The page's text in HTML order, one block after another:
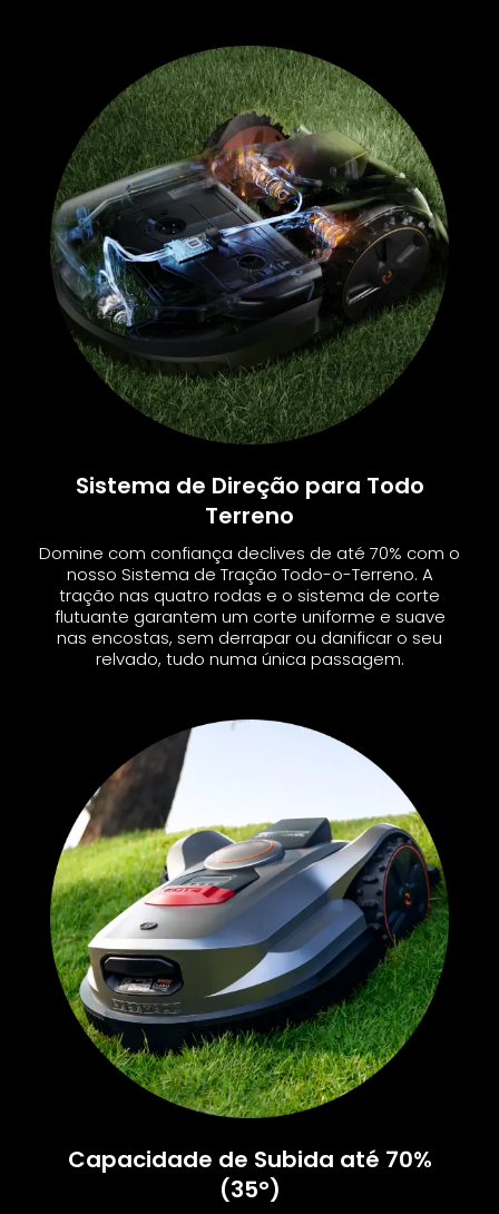
Sistema de Direção para Todo
Terreno
Domine com confiança declives de até 70% com o
nosso Sistema de Tração Todo-o-Terreno. A
tração nas quatro rodas e o sistema de corte
flutuante garantem um corte uniforme e suave
nas encostas, sem derrapar ou danificar o seu
relvado, tudo numa única passagem.
Capacidade de Subida até 70%
(35°)